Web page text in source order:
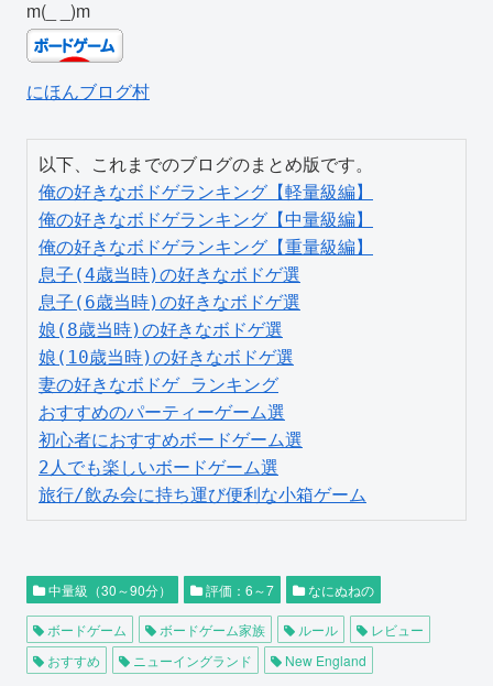
m(_ _)m
にほんブログ村
俺の好きなボドゲランキング【軽量級編】
俺の好きなボドゲランキング【中量級編】
俺の好きなボドゲランキング【重量級編】
息子(4歳当時)の好きなボドゲ選
息子(6歳当時)の好きなボドゲ選
娘(8歳当時)の好きなボドゲ選
娘(10歳当時)の好きなボドゲ選
妻の好きなボドゲ ランキング
おすすめのパーティーゲーム選
初心者におすすめボードゲーム選
2人でも楽しいボードゲーム選
旅行/飲み会に持ち運び便利な小箱ゲーム
中量級（30～90分） 評価：6～7 なにぬねの
ボードゲーム ボードゲーム家族 ルール
レビュー
おすすめ
ニューイングランド New England